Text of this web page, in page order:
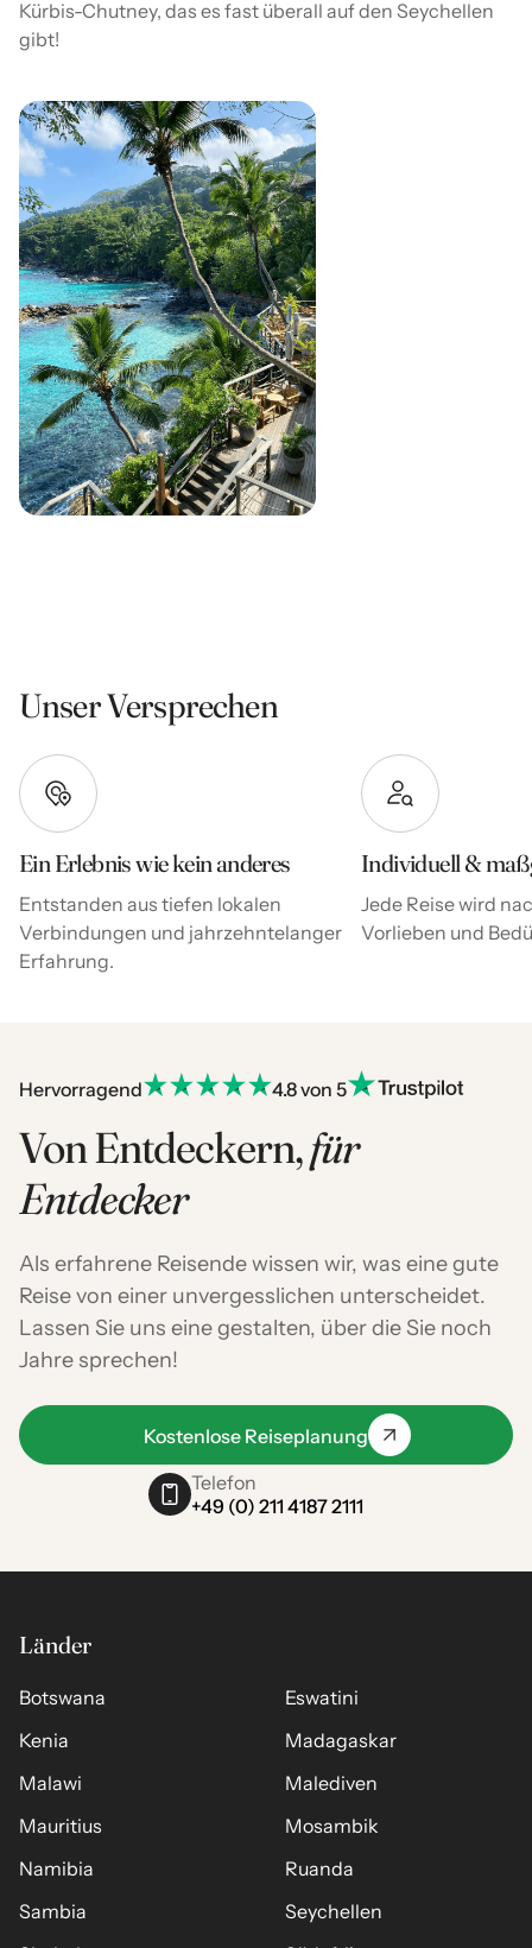
Kürbis-Chutney, das es fast überall auf den Seychellen
gibt!
Unser Versprechen
Ein Erlebnis wie kein anderes
Entstanden aus tiefen lokalen
Verbindungen und jahrzehntelanger
Erfahrung.
Individuell &
Jede Reise wird
Vorlieben und
Hervorragend 4.8 von 5
Von Entdeckern,für
Entdecker
Als erfahrene Reisende wissen wir, was eine gute
Reise von einer unvergesslichen unterscheidet.
Lassen Sie uns eine gestalten, über die Sie noch
Jahre sprechen!
Kostenlose Reiseplanung
Telefon
+49 (0) 211 4187 2111
Länder
Botswana
Eswatini
Kenia
Madagaskar
Malawi
Malediven
Mauritius
Mosambik
Namibia
Ruanda
Sambia
Seychellen